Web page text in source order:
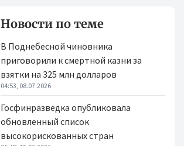
Новости по теме
В Поднебесной чиновника
приговорили к смертной казни за
взятки на 325 млн долларов
04:53, 08.07.2026
Госфинразведка опубликовала
обновленный список
высокорискованных стран